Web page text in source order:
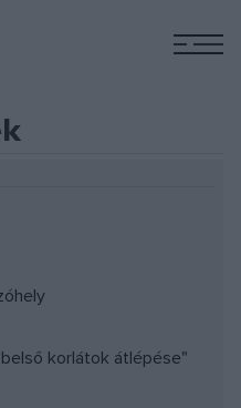
korlátok átlépése"